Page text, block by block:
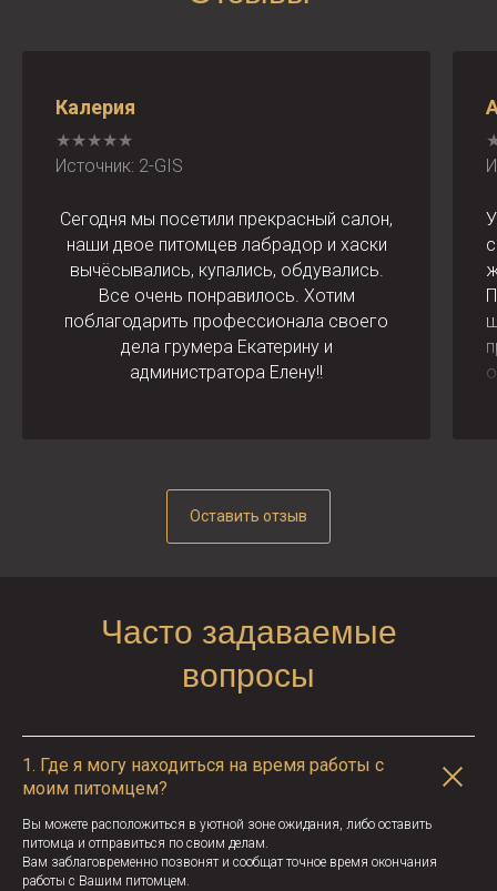
Калерия
★★★★★
Источник: 2-GIS
Сегодня мы посетили прекрасный салон,
наши двое питомцев лабрадор и хаски
вычёсывались, купались, обдувались.
Все очень понравилось. Хотим
поблагодарить профессионала своего
дела грумера Екатерину и
администратора Елену!!
Оставить отзыв
Часто задаваемые
вопросы
1. Где я могу находиться на время работы с
моим питомцем?
Вы можете расположиться в уютной зоне ожидания, либо оставить
питомца и отправиться по своим делам.
Вам заблаговременно позвонят и сообщат точное время окончания
работы с Вашим питомцем.